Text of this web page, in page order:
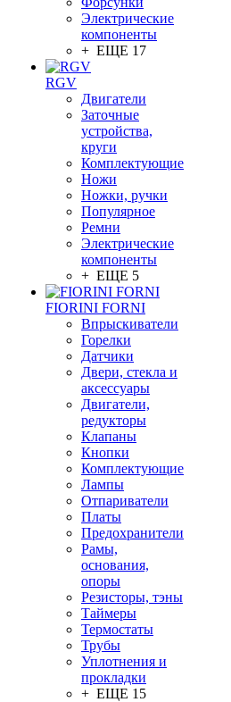
Электрические
компоненты
+ ЕЩЕ 17
RGV
Двигатели
Заточные
устройства,
круги
Комплектующие
Ножи
Ножки, ручки
Популярное
Ремни
Электрические
компоненты
+ ЕЩЕ 5
FIORINI FORNI
Впрыскиватели
Горелки
Датчики
Двери, стекла и
аксессуары
Двигатели,
редукторы
Клапаны
Кнопки
Комплектующие
Лампы
Отпариватели
Платы
Предохранители
Рамы,
основания,
опоры
Резисторы, тэны
Таймеры
Термостаты
Трубы
Уплотнения и
прокладки
+ ЕЩЕ 15